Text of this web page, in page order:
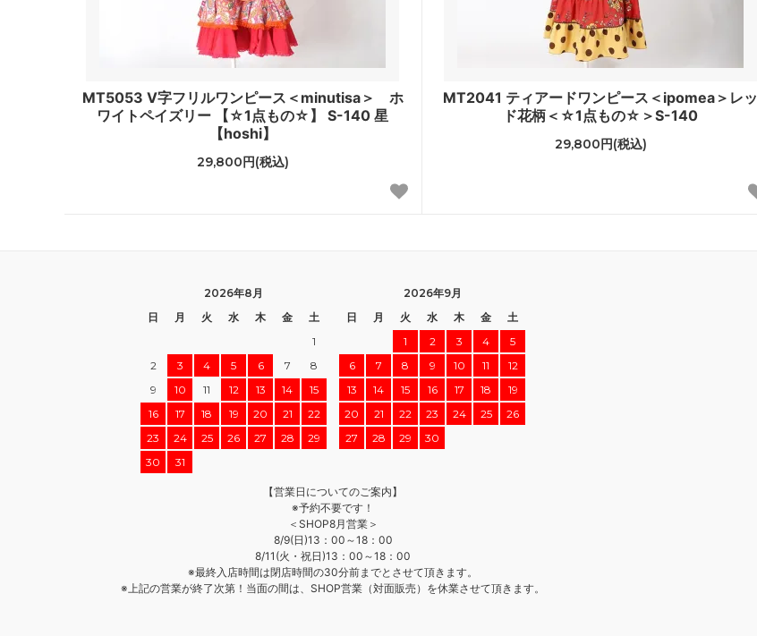
MT5053 V字フリルワンピース＜minutisa＞ ホ
ワイトペイズリー 【☆1点もの☆】 S-140 星
【hoshi】
29,800円(税込)
MT2041 ティアードワンピース＜ipomea＞レッ
ド花柄＜☆1点もの☆＞S-140
29,800円(税込)
2026年8月
日
月 火 水 木 金
土
1
2
3 4 5 6 7
8
9
10 11 12 13 14
15
16
17 18 19 20 21
22
23
24 25 26 27 28
29
30
31
2026年9月
日
月 火 水 木 金
土
1
2 3 4
5
6
7 8 9 10 11
12
13
14 15 16 17 18
19
20
21 22 23 24 25
26
27
28 29 30
【営業日についてのご案内】
※予約不要です！
＜SHOP8月営業＞
8/9(日)13：00～18：00
8/11(火・祝日)13：00～18：00
※最終入店時間は閉店時間の30分前までとさせて頂きます。
※上記の営業が終了次第！当面の間は、SHOP営業（対面販売）を休業させて頂きます。